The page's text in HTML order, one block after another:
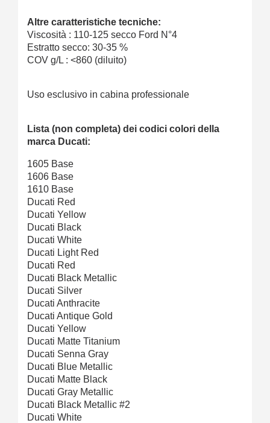
Altre caratteristiche tecniche:
Viscosità : 110-125 secco Ford N°4
Estratto secco: 30-35 %
COV g/L : <860 (diluito)
Uso esclusivo in cabina professionale
Lista (non completa) dei codici colori della
marca Ducati:
1605 Base
1606 Base
1610 Base
Ducati Red
Ducati Yellow
Ducati Black
Ducati White
Ducati Light Red
Ducati Red
Ducati Black Metallic
Ducati Silver
Ducati Anthracite
Ducati Antique Gold
Ducati Yellow
Ducati Matte Titanium
Ducati Senna Gray
Ducati Blue Metallic
Ducati Matte Black
Ducati Gray Metallic
Ducati Black Metallic #2
Ducati White